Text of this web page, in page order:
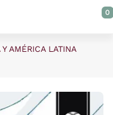
0
AMÉRICA LATINA